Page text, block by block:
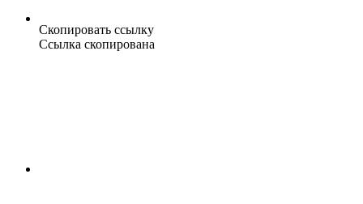
Скопировать ссылку
Ссылка скопирована